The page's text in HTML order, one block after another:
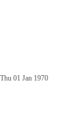
Thu 01 Jan 1970